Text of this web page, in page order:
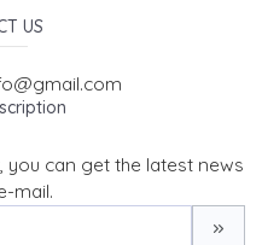
US
you can get the latest news
mail.